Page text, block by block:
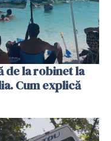
de la robinet la
Cum explică